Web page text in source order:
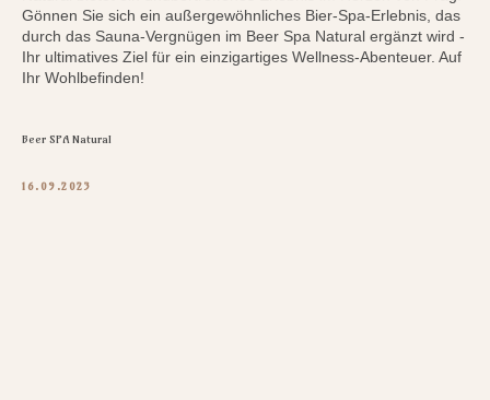
Gönnen Sie sich ein außergewöhnliches Bier-Spa-Erlebnis, das
durch das Sauna-Vergnügen im Beer Spa Natural ergänzt wird -
Ihr ultimatives Ziel für ein einzigartiges Wellness-Abenteuer. Auf
Ihr Wohlbefinden!
Beer SPA Natural
16.09.2023